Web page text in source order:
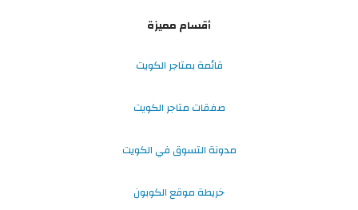
أقسام مميزة
قائمة بمتاجر الكويت
صفقات متاجر الكويت
مدونة التسوق في الكويت
خريطة موقع الكوبون